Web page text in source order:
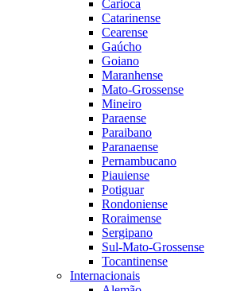
Carioca
Catarinense
Cearense
Gaúcho
Goiano
Maranhense
Mato-Grossense
Mineiro
Paraense
Paraibano
Paranaense
Pernambucano
Piauiense
Potiguar
Rondoniense
Roraimense
Sergipano
Sul-Mato-Grossense
Tocantinense
Internacionais